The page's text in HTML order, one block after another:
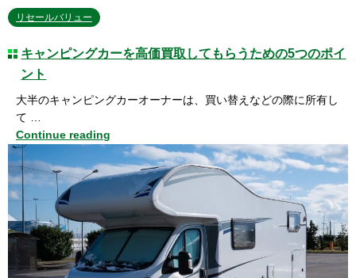
リセールバリュー
キャンピングカーを高価買取してもらうための5つのポイ
ント
大半のキャンピングカーオーナーは、買い替えなどの際に所有し
て …
Continue reading